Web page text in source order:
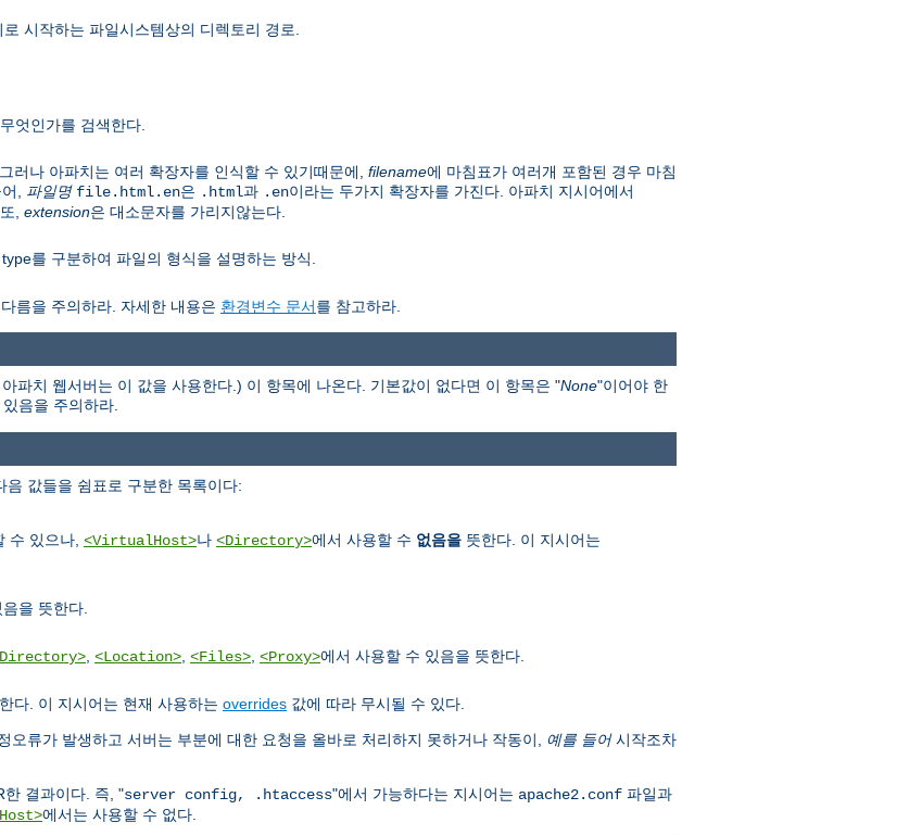
시작하는 파일시스템상의 디렉토리 경로.
엇인가를 검색한다.
러나 아파치는 여러 확장자를 인식할 수 있기때문에, filename에 마침표가 여러개 포함된 경우 마침
, 파일명 file.html.en은 .html과 .en이라는 두가지 확장자를 가진다. 아파치 지시어에서
, extension은 대소문자를 가리지않는다.
를 구분하여 파일의 형식을 설명하는 방식.
름을 주의하라. 자세한 내용은 환경변수 문서를 참고하라.
파치 웹서버는 이 값을 사용한다.) 이 항목에 나온다. 기본값이 없다면 이 항목은 "None"이어야 한
음을 주의하라.
값들을 쉼표로 구분한 목록이다:
수 있으나, <VirtualHost>나 <Directory>에서 사용할 수 없음을 뜻한다. 이 지시어는
을 뜻한다.
<Location> <Files> <Proxy>에서 사용할 수 있음을 뜻한다.
다. 이 지시어는 현재 사용하는 overrides 값에 따라 무시될 수 있다.
류가 발생하고 서버는 부분에 대한 요청을 올바로 처리하지 못하거나 작동이, 예를 들어시작조차
한 결과이다. 즉, "server config, .htaccess"에서 가능하다는 지시어는 apache2.conf 파일과
에서는 사용할 수 없다.